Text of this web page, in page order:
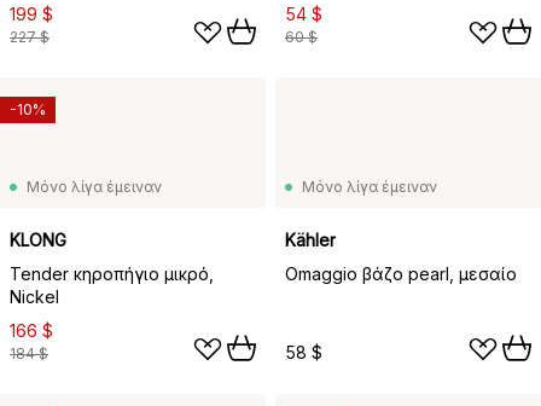
199 $
227 $
54 $
60 $
Μόνο λίγα έμειναν
KLONG
Tender κηροπήγιο μικρό,
Nickel
166 $
184 $
-10%
Μόνο λίγα έμειναν
Kähler
Omaggio βάζο pearl, μεσαίο
58 $